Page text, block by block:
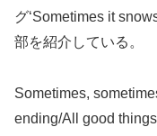
グ‘Sometimes it
部を紹介している。
Sometimes,
ending/All good